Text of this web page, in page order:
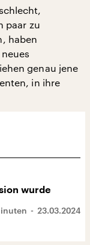
paar zu
haben
genau jene
in ihre
wurde
23.03.2024